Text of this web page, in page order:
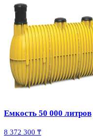
Емкость 50 000 литров
8 372 300 ₸